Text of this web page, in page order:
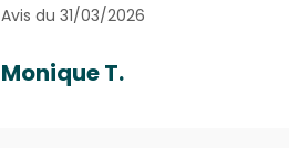
Avis du 31/03/2026
Monique T.